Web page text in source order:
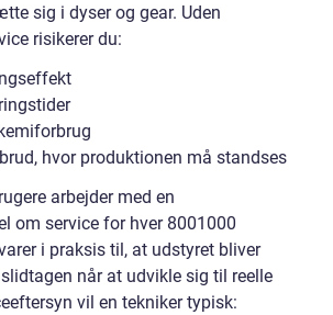
sig i dyser og gear. Uden
risikerer du:
hvor produktionen må standses
arbejder med en
om service for hver 8001000
i praksis til, at udstyret bliver
når at udvikle sig til reelle
vil en tekniker typisk: